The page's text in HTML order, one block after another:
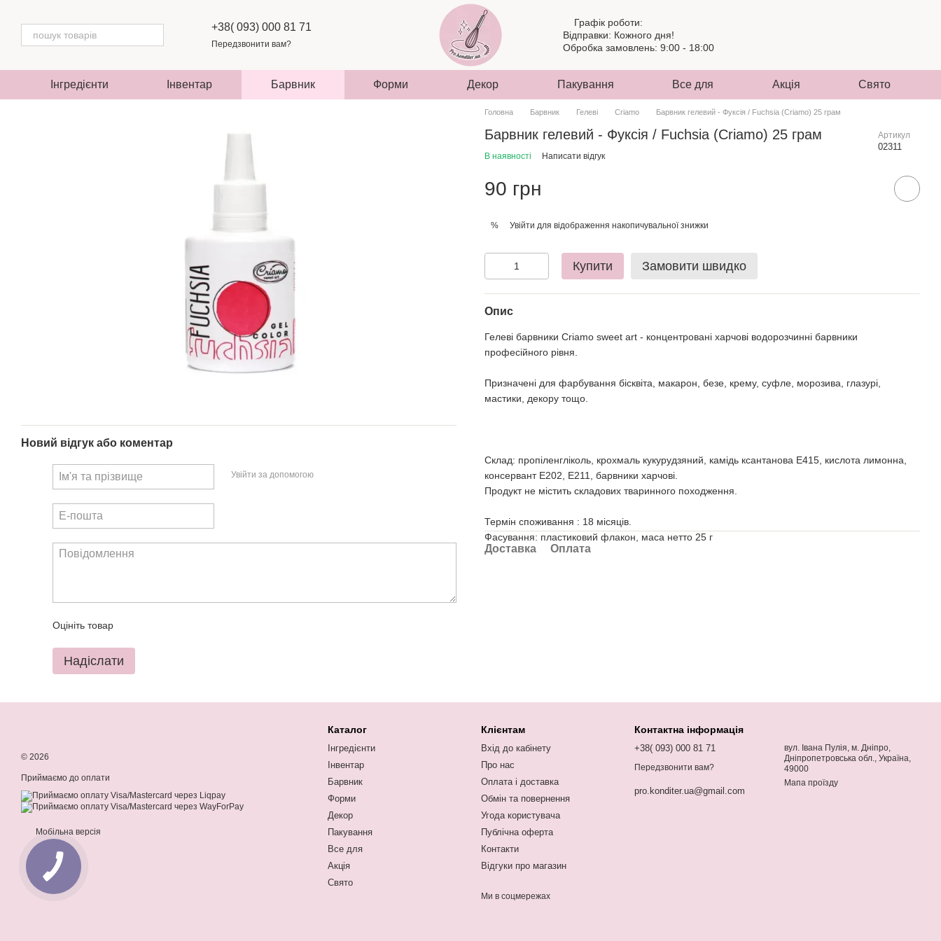
+38( 093) 000 81 71
Передзвонити вам?
Графік роботи:
Відправки: Кожного дня!
Обробка замовлень: 9:00 - 18:00
Інгредієнти Інвентар Барвник Форми Декор Пакування Все для Акція Свято
Новий відгук або коментар
Увійти за допомогою
Оцініть товар
Надіслати
Головна Барвник Гелеві Criamo Барвник гелевий - Фуксія / Fuchsia (Criamo) 25 грам
Барвник гелевий - Фуксія / Fuchsia (Criamo) 25 грам Артикул
02311
В наявності Написати відгук
90 грн
% Увійти для відображення накопичувальної знижки
Купити Замовити швидко
Опис
Гелеві барвники Criamo sweet art - концентровані харчові водорозчинні барвники
професійного рівня.
Призначені для фарбування бісквіта, макарон, безе, крему, суфле, морозива, глазурі,
мастики, декору тощо.
Склад: пропіленгліколь, крохмаль кукурудзяний, камідь ксантанова Е415, кислота лимонна,
консервант Е202, Е211, барвники харчові.
Продукт не містить складових тваринного походження.
Термін споживання : 18 місяців.
Фасування: пластиковий флакон, маса нетто 25 г
Доставка Оплата
© 2026
Приймаємо до оплати
Мобільна версія
Каталог
Інгредієнти
Інвентар
Барвник
Форми
Декор
Пакування
Все для
Акція
Свято
Клієнтам
Вхід до кабінету
Про нас
Оплата і доставка
Обмін та повернення
Угода користувача
Публічна оферта
Контакти
Відгуки про магазин
Ми в соцмережах
Контактна інформація
+38( 093) 000 81 71
Передзвонити вам?
pro.konditer.ua@gmail.com
вул. Івана Пулія, м. Дніпро,
Дніпропетровська обл., Україна,
49000
Мапа проїзду